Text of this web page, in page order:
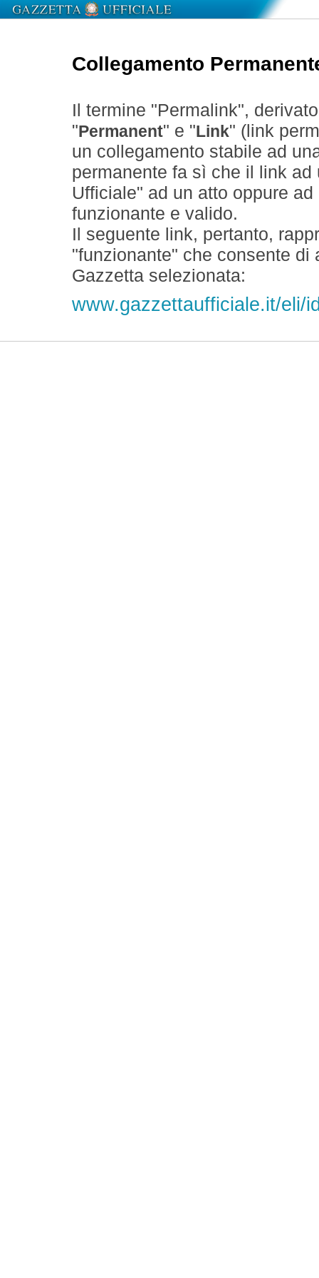
Collegamento
Il termine "Permalink",
" Permanent" e " Link" (link
un collegamento stabile ad
permanente fa sì che il link
Ufficiale" ad un atto oppure
funzionante e valido.
Il seguente link, pertanto,
"funzionante" che consente
Gazzetta selezionata:
www.gazzettaufficiale.it/eli/